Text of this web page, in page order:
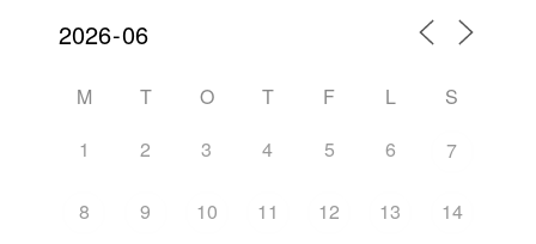
M T O T F L
S
1
2 3 4 5 6 7
8 9 10 11 12 13 14